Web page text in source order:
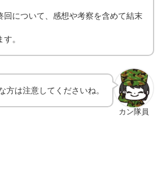
回について、感想や考察を含めて結末
。
カン隊員
方は注意してくださいね。